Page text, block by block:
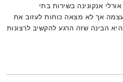
אנקונינה בשירות בתי
אך לא מצאה כוחות לעזוב את
הבינה שזה הרגע להקשיב לרצונות